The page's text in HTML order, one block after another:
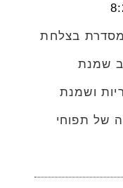
מסדרת בצלחת
שמנת
ושמנת
של תפוחי